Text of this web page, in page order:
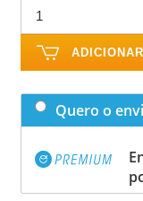
Quero o